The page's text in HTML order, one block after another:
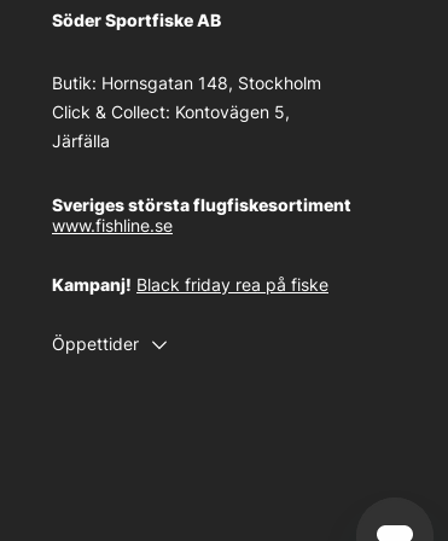
Söder Sportfiske AB
Butik: Hornsgatan 148, Stockholm
Click & Collect: Kontovägen 5,
Järfälla
Sveriges största flugfiskesortiment
www.fishline.se
Kampanj! Black friday rea på fiske
Öppettider